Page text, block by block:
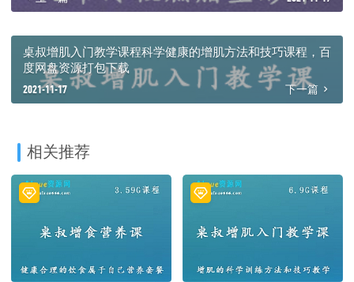
桌叔增肌入门教学课程科学健康的增肌方法和技巧课程，百
度网盘资源打包下载
2021-11-17 下一篇
相关推荐